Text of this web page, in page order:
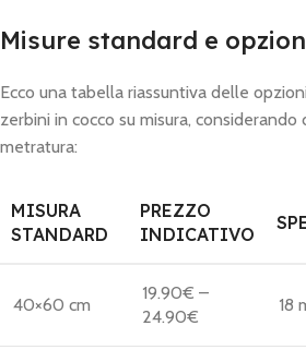
Misure standard e
Ecco una tabella riassuntiva delle
zerbini in cocco su misura, considerando
metratura:
MISURA
STANDARD
PREZZO
INDICATIVO
40×60 cm
19.90€ –
24.90€
18